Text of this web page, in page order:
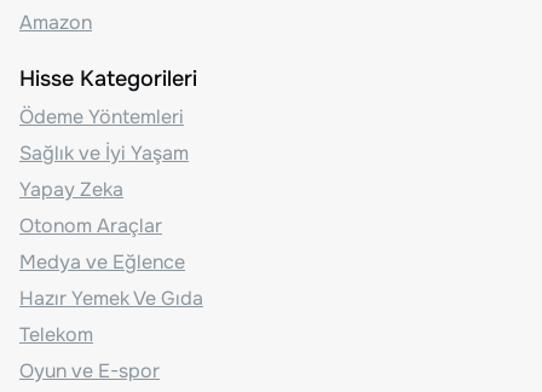
Amazon
Hisse Kategorileri
Ödeme Yöntemleri
Sağlık ve İyi Yaşam
Yapay Zeka
Otonom Araçlar
Medya ve Eğlence
Hazır Yemek Ve Gıda
Telekom
Oyun ve E-spor